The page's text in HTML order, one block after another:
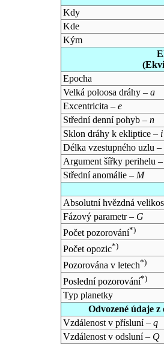
Kdy
Kde
Kým
Epocha
Velká poloosa dráhy – a
Excentricita – e
Střední denní pohyb – n
Sklon dráhy k ekliptice – i
Délka vzestupného uzlu –
Argument šířky perihelu
Střední anomálie – M
Absolutní hvězdná
Fázový parametr – G
Počet pozorování*)
Počet opozic*)
Pozorována v letech*)
Poslední pozorování*)
Typ planetky
Odvozené údaje
Vzdálenost v přísluní – q
Vzdálenost v odsluní – Q